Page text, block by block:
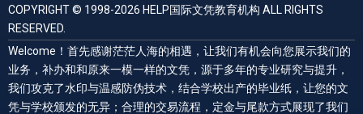
COPYRIGHT © 1998-2026 HELP国际文凭教育机构 ALL RIGHTS
RESERVED.
Welcome！首先感谢茫茫人海的相遇，让我们有机会向您展示我们的
业务，补办和和原来一模一样的文凭，源于多年的专业研究与提升，
我们攻克了水印与温感防伪技术，结合学校出产的毕业纸，让您的文
凭与学校颁发的无异；合理的交易流程，定金与尾款方式展现了我们